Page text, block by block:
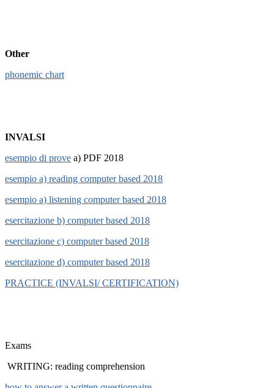
Other
phonemic chart
INVALSI
esempio di prove a) PDF 2018
esempio a) reading computer based 2018
esempio a) listening computer based 2018
esercitazione b) computer based 2018
esercitazione c) computer based 2018
esercitazione d) computer based 2018
PRACTICE (INVALSI/ CERTIFICATION)
Exams
WRITING: reading comprehension